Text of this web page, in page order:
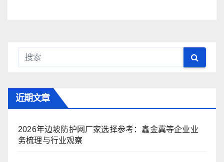
近期文章
2026年边坡防护网厂家选择参考：鑫金冀等企业业
务梳理与行业观察